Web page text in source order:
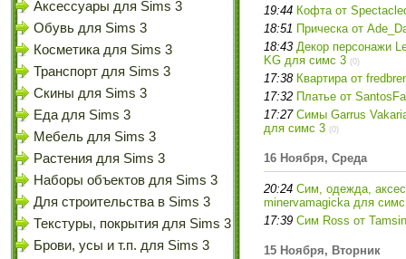
Аксессуары для Sims 3
Обувь для Sims 3
Косметика для Sims 3
Транспорт для Sims 3
Скины для Sims 3
Еда для Sims 3
Мебель для Sims 3
Растения для Sims 3
Наборы объектов для Sims 3
Для строительства в Sims 3
Текстуры, покрытия для Sims 3
Брови, усы и т.п. для Sims 3
19:44 Кофта от
18:51 Прическа от
18:43 Декор персонажи
KG для симс 3 (0)
17:38 Квартира от
17:32 Платье от
17:27 Симы Garrus
для симс 3 (0)
16 Ноября, Среда
20:24 Сим, одежда,
minervamagicka для
17:39 Сим Ross от
15 Ноября, Вторник